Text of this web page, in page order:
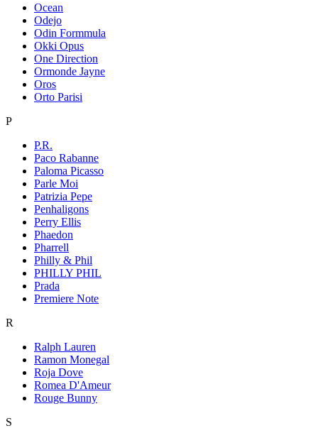
Ocean
Odejo
Odin Formmula
Okki Opus
One Direction
Ormonde Jayne
Oros
Orto Parisi
P
P.R.
Paco Rabanne
Paloma Picasso
Parle Moi
Patrizia Pepe
Penhaligons
Perry Ellis
Phaedon
Pharrell
Philly & Phil
PHILLY PHIL
Prada
Premiere Note
R
Ralph Lauren
Ramon Monegal
Roja Dove
Romea D'Ameur
Rouge Bunny
S